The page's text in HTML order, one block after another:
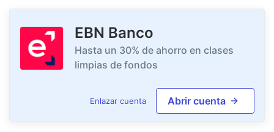
EBN Banco
Hasta un 30% de ahorro en clases
limpias de fondos
Enlazar cuenta Abrir cuenta